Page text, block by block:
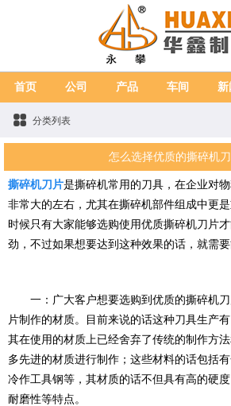
首页 公司 产品 车间 新
分类列表
怎么选择优质的撕碎机
撕碎机刀片是撕碎机常用的刀具，在企业对
非常大的左右，尤其在撕碎机部件组成中更
时候只有大家能够选购使用优质撕碎机刀片
劲，不过如果想要达到这种效果的话，就需要
一：广大客户想要选购到优质的撕碎机刀
片制作的材质。目前来说的话这种刀具生产
其在使用的材质上已经舍弃了传统的制作方
多先进的材质进行制作；这些材料的话包括
冷作工具钢等，其材质的话不但具有高的硬
耐磨性等特点。